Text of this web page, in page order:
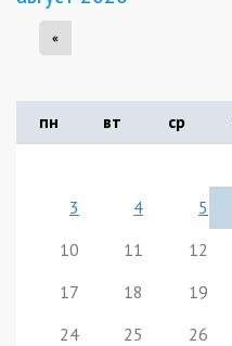
«
пн вт ср
3
4 5
10
11 12
17
18 19
24
25 26